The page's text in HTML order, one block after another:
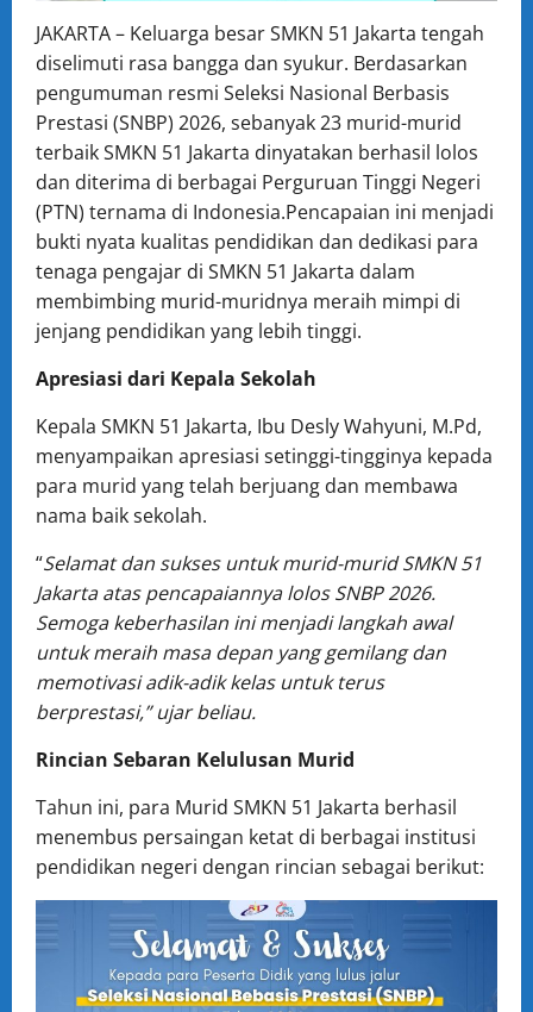
JAKARTA – Keluarga besar SMKN 51 Jakarta tengah
diselimuti rasa bangga dan syukur. Berdasarkan
pengumuman resmi Seleksi Nasional Berbasis
Prestasi (SNBP) 2026, sebanyak 23 murid-murid
terbaik SMKN 51 Jakarta dinyatakan berhasil lolos
dan diterima di berbagai Perguruan Tinggi Negeri
(PTN) ternama di Indonesia.Pencapaian ini menjadi
bukti nyata kualitas pendidikan dan dedikasi para
tenaga pengajar di SMKN 51 Jakarta dalam
membimbing murid-muridnya meraih mimpi di
jenjang pendidikan yang lebih tinggi.
Apresiasi dari Kepala Sekolah
Kepala SMKN 51 Jakarta, Ibu Desly Wahyuni, M.Pd,
menyampaikan apresiasi setinggi-tingginya kepada
para murid yang telah berjuang dan membawa
nama baik sekolah.
“Selamat dan sukses untuk murid-murid SMKN 51
Jakarta atas pencapaiannya lolos SNBP 2026.
Semoga keberhasilan ini menjadi langkah awal
untuk meraih masa depan yang gemilang dan
memotivasi adik-adik kelas untuk terus
berprestasi,” ujar beliau.
Rincian Sebaran Kelulusan Murid
Tahun ini, para Murid SMKN 51 Jakarta berhasil
menembus persaingan ketat di berbagai institusi
pendidikan negeri dengan rincian sebagai berikut: